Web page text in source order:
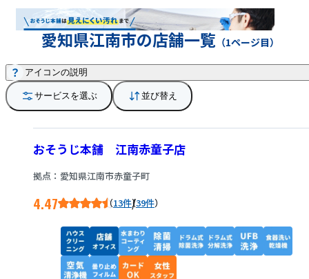
愛知県江南市の店舗一覧 （1ページ目）
サービスを選ぶ 並び替え
アイコンの説明
おそうじ本舗 江南赤童子店
拠点：愛知県江南市赤童子町
4.47 13件/39件